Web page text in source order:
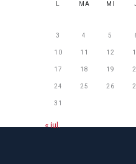
L MA MI
3 4 5
10 11 12
17 18 19
24 25 26
31
« iul.